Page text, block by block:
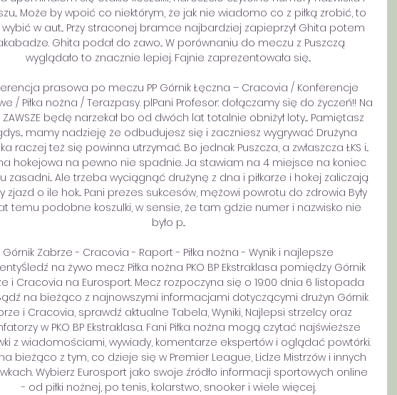
Może by wpoić co niektórym, że jak nie wiadomo co z piłką zrobić, to
w aut... Przy straconej bramce najbardziej zapieprzył Ghita potem
Ghita podał do zawo... W porównaniu do meczu z Puszczą
wyglądało to znacznie lepiej. Fajnie zaprezentowała się...
prasowa po meczu PP Górnik Łęczna – Cracovia / Konferencje
/ Piłka nożna / Terazpasy. plPani Profesor: dołączamy się do życzeń!! Na
będę narzekał bo od dwóch lat totalnie obniżył loty.... Pamiętasz
mamy nadzieję że odbudujesz się i zaczniesz wygrywać Drużyna
raczej też się powinna utrzymać. Bo jednak Puszcza, a zwłaszcza ŁKS i...
hokejowa na pewno nie spadnie. Ja stawiam na 4 miejsce na koniec
zasadni... Ale trzeba wyciągnąć drużynę z dna i piłkarze i hokej zaliczają
zjazd o ile hok... Pani prezes sukcesów, mężowi powrotu do zdrowia Były
temu podobne koszulki, w sensie, że tam gdzie numer i nazwisko nie
było p...
Górnik Zabrze - Cracovia - Raport - Piłka nożna - Wynik i najlepsze
na żywo mecz Piłka nożna PKO BP Ekstraklasa pomiędzy Górnik
i Cracovia na Eurosport. Mecz rozpoczyna się o 19:00 dnia 6 listopada
na bieżąco z najnowszymi informacjami dotyczącymi drużyn Górnik
i Cracovia, sprawdź aktualne Tabela, Wyniki, Najlepsi strzelcy oraz
w PKO BP Ekstraklasa. Fani Piłka nożna mogą czytać najświeższe
z wiadomościami, wywiady, komentarze ekspertów i oglądać powtórki.
bieżąco z tym, co dzieje się w Premier League, Lidze Mistrzów i innych
Wybierz Eurosport jako swoje źródło informacji sportowych online
- od piłki nożnej, po tenis, kolarstwo, snooker i wiele więcej.